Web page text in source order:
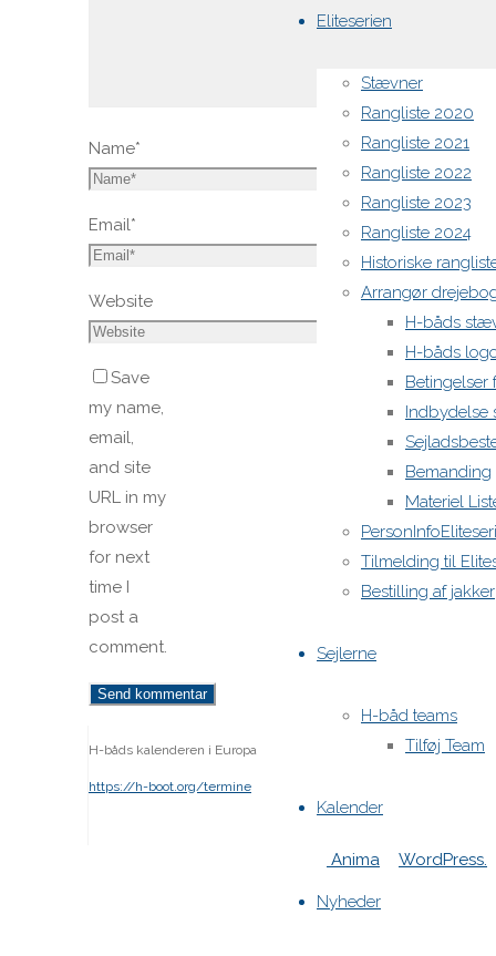
Eliteserien
Stævner
Rangliste 2020
Rangliste 2021
Rangliste 2022
Rangliste 2023
Rangliste 2024
Historiske
Arrangør
H-båds
H-båds
Betingelser
Indbydelse
Bemanding
Materiel
Tilmelding til
Bestilling af jakker
Sejlerne
H-båd teams
Tilføj Team
Kalender
Nyheder
Name*
Email*
Website
Save
my name,
email,
and site
URL in my
browser
for next
time I
post a
comment.
H-båds kalenderen i Europa
https://h-boot.org/termine
Anima WordPress.